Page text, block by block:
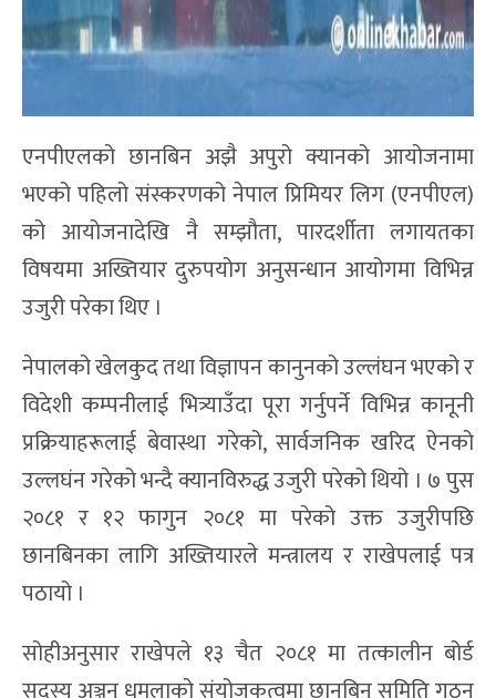
एनपीएलको छानबिन अझै अपुरो क्यानको आयोजनामा
भएको पहिलो संस्करणको नेपाल प्रिमियर लिग (एनपीएल)
को आयोजनादेखि नै सम्झौता, पारदर्शीता लगायतका
विषयमा अख्तियार दुरुपयोग अनुसन्धान आयोगमा विभिन्न
उजुरी परेका थिए ।
नेपालको खेलकुद तथा विज्ञापन कानुनको उल्लंघन भएको र
विदेशी कम्पनीलाई भित्र्याउँदा पूरा गर्नुपर्ने विभिन्न कानूनी
प्रक्रियाहरूलाई बेवास्था गरेको, सार्वजनिक खरिद ऐनको
उल्लघंन गरेको भन्दै क्यानविरुद्ध उजुरी परेको थियो । ७ पुस
२०८१ र १२ फागुन २०८१ मा परेको उक्त उजुरीपछि
छानबिनका लागि अख्तियारले मन्त्रालय र राखेपलाई पत्र
पठायो ।
सोहीअनुसार राखेपले १३ चैत २०८१ मा तत्कालीन बोर्ड